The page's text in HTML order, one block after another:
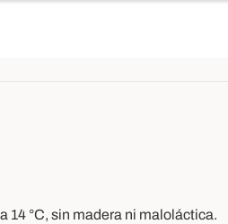
14 °C, sin madera ni maloláctica.